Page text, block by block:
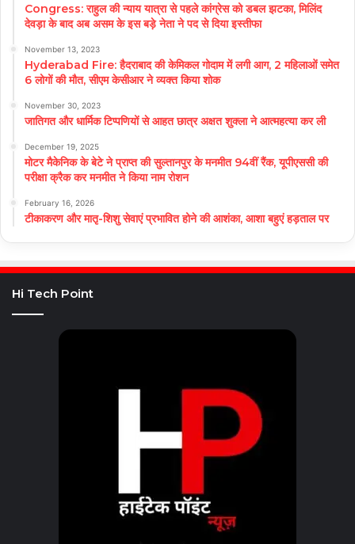
Congress: राहुल की न्याय यात्रा से पहले कांग्रेस को डबल झटका, मिलिंद
देवड़ा के बाद अब असम के इस बड़े नेता ने पद से दिया इस्तीफा
November 13, 2023
Hyderabad Fire: हैदराबाद की केमिकल गोदाम में लगी आग, 2 महिलाओं समेत
6 लोगों की मौत, सीएम केसीआर ने व्यक्त किया शोक
November 30, 2023
जातिगत और धार्मिक टिप्पणियों से आहत छात्र अक्षत शुक्ला ने आत्महत्या कर ली
December 19, 2025
मोटर मैकेनिक के बेटे ने प्राप्त की सुल्तानपुर के मनमीत 94वीं रैंक, यूपीएससी की
परीक्षा क्रैक कर मनमीत ने किया नाम रोशन
February 16, 2026
टीकाकरण और मातृ-शिशु सेवाएं प्रभावित होने की आशंका, आशा बहुएं हड़ताल पर
Hi Tech Point